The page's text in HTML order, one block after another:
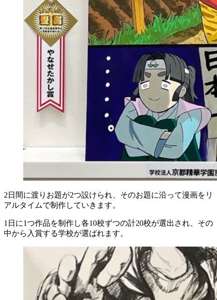
2日間に渡りお題が2つ設けられ、そのお題に沿って漫画をリ
アルタイムで制作していきます。
1日に1つ作品を制作し各10校ずつの計20校が選出され、その
中から入賞する学校が選ばれます。